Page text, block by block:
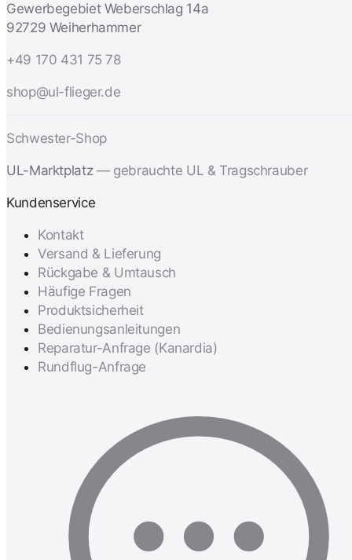
Gewerbegebiet Weberschlag 14a
92729 Weiherhammer
+49 170 431 75 78
shop@ul-flieger.de
Schwester-Shop
UL-Marktplatz — gebrauchte UL & Tragschrauber
Kundenservice
Kontakt
Versand & Lieferung
Rückgabe & Umtausch
Häufige Fragen
Produktsicherheit
Bedienungsanleitungen
Reparatur-Anfrage (Kanardia)
Rundflug-Anfrage